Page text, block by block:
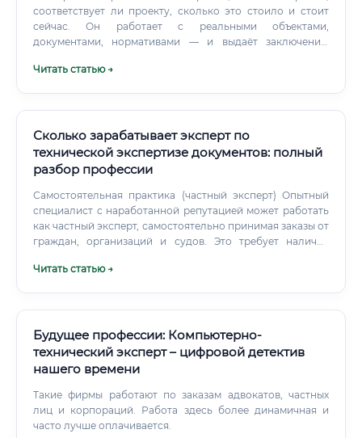
соответствует ли проекту, сколько это стоило и стоит
сейчас. Он работает с реальными объектами,
документами, нормативами — и выдаёт заключение,
Читать статью →
Сколько зарабатывает эксперт по
технической экспертизе документов: полный
разбор профессии
Самостоятельная практика (частный эксперт) Опытный
специалист с наработанной репутацией может работать
как частный эксперт, самостоятельно принимая заказы от
граждан, организаций и судов. Это требует наличия
саморегулируемых организаций в области экспертной
Читать статью →
Будущее профессии: Компьютерно-
технический эксперт – цифровой детектив
нашего времени
Такие фирмы работают по заказам адвокатов, частных
лиц и корпораций. Работа здесь более динамичная и
часто лучше оплачивается.